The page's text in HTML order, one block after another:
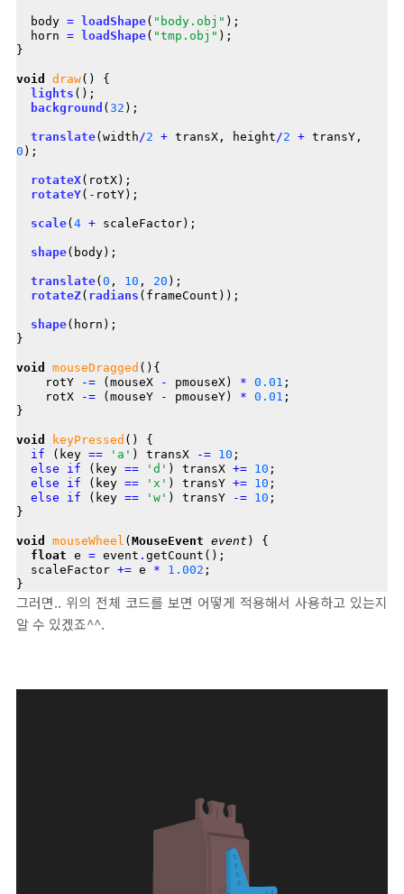
  body
= loadShape( "body.obj" );
  horn
= loadShape( "tmp.obj" );
}
void draw() {
lights ();
background ( 32 );
translate(width/2 + transX, height/2 +
0 );
rotateX(rotX);
rotateY( - rotY);
scale( 4 + scaleFactor);
shape(body);
translate( 0 , 10 , 20 );
rotateZ( radians (frameCount));
shape(horn);
}
void mouseDragged (){
    rotY
-= (mouseX - pmouseX) * 0.01 ;
    rotX
-= (mouseY - pmouseY) * 0.01 ;
}
void keyPressed () {
if (key == 'a' ) transX -= 10 ;
else
if (key == 'd' ) transX += 10 ;
else
if (key == 'x' ) transY += 10 ;
else
if (key == 'w' ) transY -= 10 ;
}
void mouseWheel ( MouseEvent event ) {
float e = event . getCount();
  scaleFactor
+= e * 1.002 ;
그러면.. 위의 전체 코드를 보면 어떻게 적용해서 사용하고 있는지
알 수 있겠죠^^.